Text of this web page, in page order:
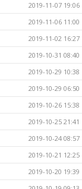
2019-11-07 19:06
2019-11-06 11:00
2019-11-02 16:27
2019-10-31 08:40
2019-10-29 10:38
2019-10-29 06:50
2019-10-26 15:38
2019-10-25 21:41
2019-10-24 08:57
2019-10-21 12:25
2019-10-20 19:39